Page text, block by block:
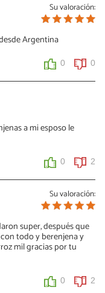
Su valoración:
Argentina
0 0
a mi esposo le
0 2
Su valoración:
super, después que
todo y berenjena y
mil gracias por tu
0 2